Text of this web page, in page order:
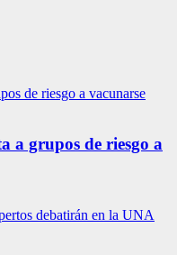
a grupos de riesgo a